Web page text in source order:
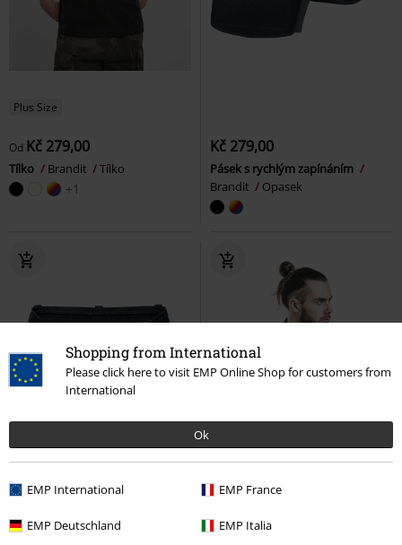
Shopping from International
Please click here to visit EMP Online Shop for customers from
International
Ok
EMP International EMP France
EMP Deutschland EMP Italia
Plus Size
Od Kč 279,00
Tílko Brandit Tílko
+1
Kč 279,00
Pásek s rychlým zapínáním
Brandit
Opasek